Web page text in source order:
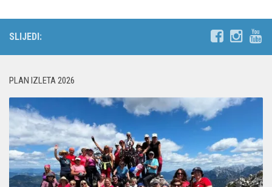
Povijest Markacijske komisije
SLIJEDI:
PLAN IZLETA 2026